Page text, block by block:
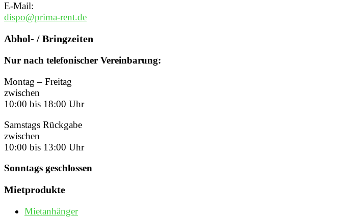
E-Mail:
dispo@prima-rent.de
Abhol- / Bringzeiten
Nur nach telefonischer Vereinbarung:
Montag – Freitag
zwischen
10:00 bis 18:00 Uhr
Samstags Rückgabe
zwischen
10:00 bis 13:00 Uhr
Sonntags geschlossen
Mietprodukte
Mietanhänger